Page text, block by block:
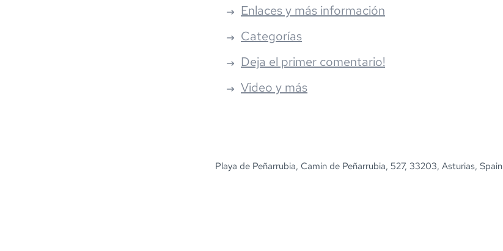
Enlaces y más información
Categorías
Deja el primer comentario!
Video y más
Playa de Peñarrubia, Camin de Peñarrubia, 527, 33203, Asturias, Spain